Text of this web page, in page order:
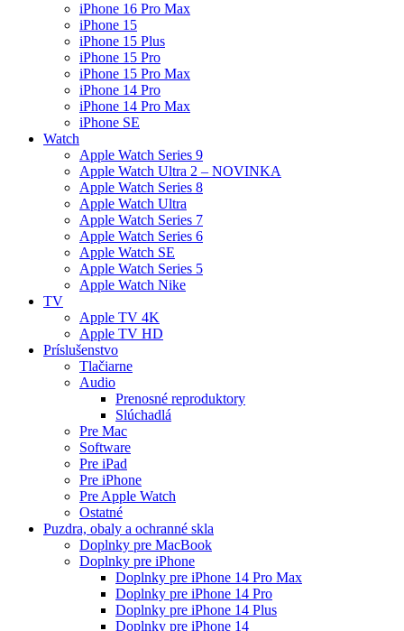
iPhone 16 Pro Max
iPhone 15
iPhone 15 Plus
iPhone 15 Pro
iPhone 15 Pro Max
iPhone 14 Pro
iPhone 14 Pro Max
iPhone SE
Watch
Apple Watch Series 9
Apple Watch Ultra 2 – NOVINKA
Apple Watch Series 8
Apple Watch Ultra
Apple Watch Series 7
Apple Watch Series 6
Apple Watch SE
Apple Watch Series 5
Apple Watch Nike
TV
Apple TV 4K
Apple TV HD
Príslušenstvo
Tlačiarne
Audio
Prenosné reproduktory
Slúchadlá
Pre Mac
Software
Pre iPad
Pre iPhone
Pre Apple Watch
Ostatné
Puzdra, obaly a ochranné skla
Doplnky pre MacBook
Doplnky pre iPhone
Doplnky pre iPhone 14 Pro Max
Doplnky pre iPhone 14 Pro
Doplnky pre iPhone 14 Plus
Doplnky pre iPhone 14